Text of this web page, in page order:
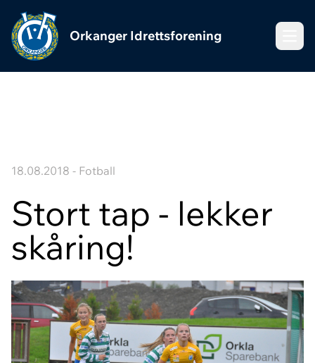
Orkanger Idrettsforening
18.08.2018 - Fotball
Stort tap - lekker
skåring!